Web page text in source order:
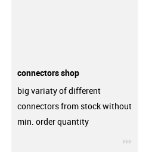
connectors shop
big variaty of different
connectors from stock without
min. order quantity